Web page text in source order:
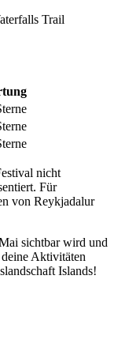
Trail
nicht
Für
von Reykjadalur
sichtbar wird und
Aktivitäten
Islands!